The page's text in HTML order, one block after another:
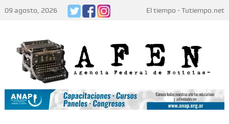
09 agosto, 2026 El tiempo - Tutiempo.net